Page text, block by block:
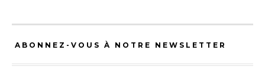
ABONNEZ-VOUS À NOTRE NEWSLETTER